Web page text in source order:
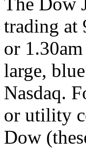
trading at
or
large,
Nasdaq.
or utility
Dow